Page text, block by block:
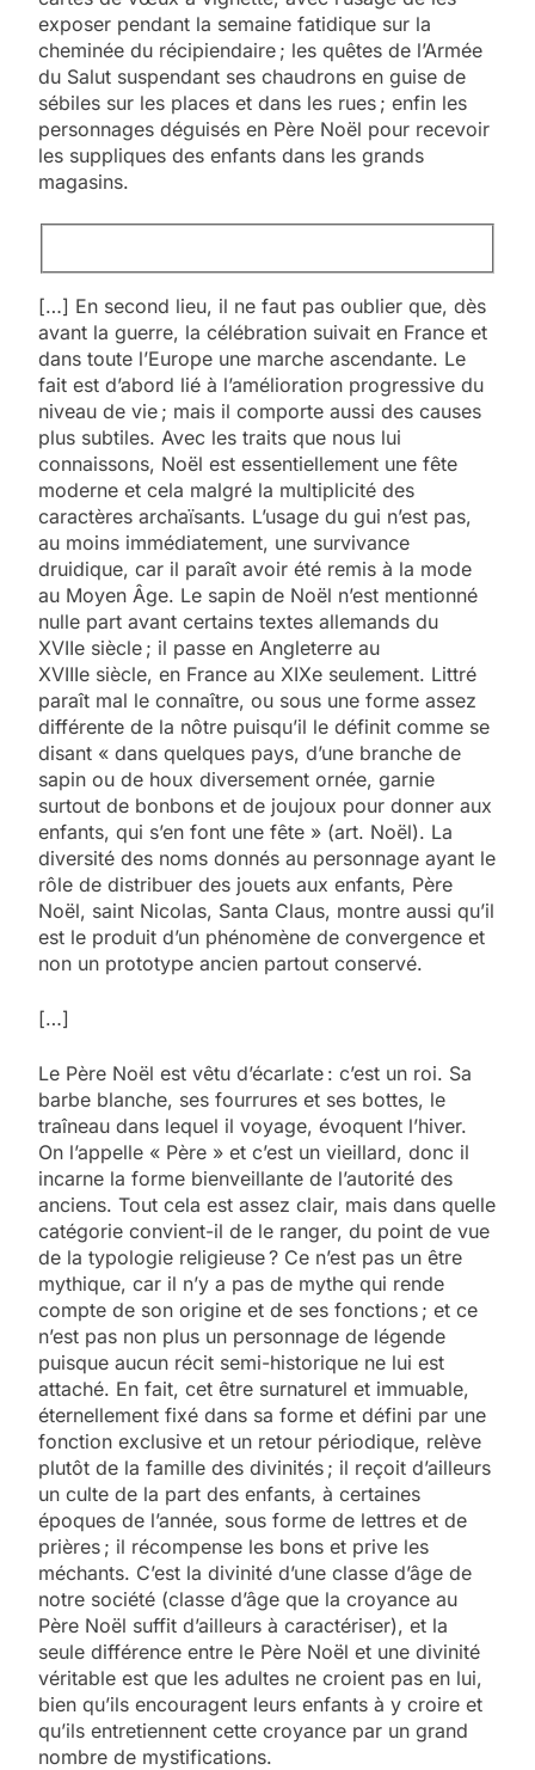
exposer pendant la semaine fatidique sur la
cheminée du récipiendaire ; les quêtes de l’Armée
du Salut suspendant ses chaudrons en guise de
sébiles sur les places et dans les rues ; enfin les
personnages déguisés en Père Noël pour recevoir
les suppliques des enfants dans les grands
magasins.
[…] En second lieu, il ne faut pas oublier que, dès
avant la guerre, la célébration suivait en France et
dans toute l’Europe une marche ascendante. Le
fait est d’abord lié à l’amélioration progressive du
niveau de vie ; mais il comporte aussi des causes
plus subtiles. Avec les traits que nous lui
connaissons, Noël est essentiellement une fête
moderne et cela malgré la multiplicité des
caractères archaïsants. L’usage du gui n’est pas,
au moins immédiatement, une survivance
druidique, car il paraît avoir été remis à la mode
au Moyen Âge. Le sapin de Noël n’est mentionné
nulle part avant certains textes allemands du
XVIIe siècle ; il passe en Angleterre au
XVIIIe siècle, en France au XIXe seulement. Littré
paraît mal le connaître, ou sous une forme assez
différente de la nôtre puisqu’il le définit comme se
disant « dans quelques pays, d’une branche de
sapin ou de houx diversement ornée, garnie
surtout de bonbons et de joujoux pour donner aux
enfants, qui s’en font une fête » (art. Noël). La
diversité des noms donnés au personnage ayant le
rôle de distribuer des jouets aux enfants, Père
Noël, saint Nicolas, Santa Claus, montre aussi qu’il
est le produit d’un phénomène de convergence et
non un prototype ancien partout conservé.
[…]
Le Père Noël est vêtu d’écarlate : c’est un roi. Sa
barbe blanche, ses fourrures et ses bottes, le
traîneau dans lequel il voyage, évoquent l’hiver.
On l’appelle « Père » et c’est un vieillard, donc il
incarne la forme bienveillante de l’autorité des
anciens. Tout cela est assez clair, mais dans quelle
catégorie convient-il de le ranger, du point de vue
de la typologie religieuse ? Ce n’est pas un être
mythique, car il n’y a pas de mythe qui rende
compte de son origine et de ses fonctions ; et ce
n’est pas non plus un personnage de légende
puisque aucun récit semi-historique ne lui est
attaché. En fait, cet être surnaturel et immuable,
éternellement fixé dans sa forme et défini par une
fonction exclusive et un retour périodique, relève
plutôt de la famille des divinités ; il reçoit d’ailleurs
un culte de la part des enfants, à certaines
époques de l’année, sous forme de lettres et de
prières ; il récompense les bons et prive les
méchants. C’est la divinité d’une classe d’âge de
notre société (classe d’âge que la croyance au
Père Noël suffit d’ailleurs à caractériser), et la
seule différence entre le Père Noël et une divinité
véritable est que les adultes ne croient pas en lui,
bien qu’ils encouragent leurs enfants à y croire et
qu’ils entretiennent cette croyance par un grand
nombre de mystifications.